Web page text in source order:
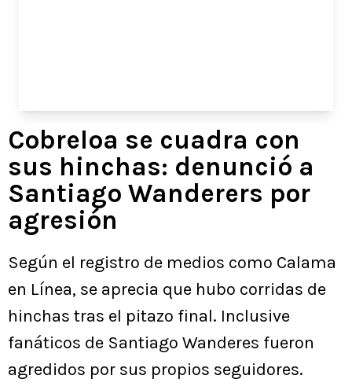
Cobreloa se cuadra con
sus hinchas: denunció a
Santiago Wanderers por
agresión
Según el registro de medios como Calama
en Línea, se aprecia que hubo corridas de
hinchas tras el pitazo final. Inclusive
fanáticos de Santiago Wanderes fueron
agredidos por sus propios seguidores.